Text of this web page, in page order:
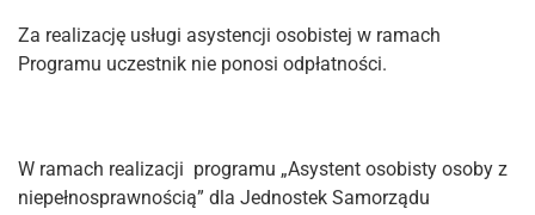
Za realizację usługi asystencji osobistej w ramach
Programu uczestnik nie ponosi odpłatności.
W ramach realizacji programu „Asystent osobisty osoby z
niepełnosprawnością” dla Jednostek Samorządu